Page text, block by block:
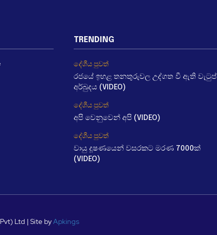
TRENDING
දේශීය පුවත්
රජයේ ඉහළ තනතුරුවල උද්ගත වී ඇති වැටුප්
අර්බුදය (VIDEO)
දේශීය පුවත්
අපි වෙනුවෙන් අපි (VIDEO)
දේශීය පුවත්
වායු දූෂණයෙන් වසරකට මරණ 7000ක්
(VIDEO)
Ltd | Site byApkings